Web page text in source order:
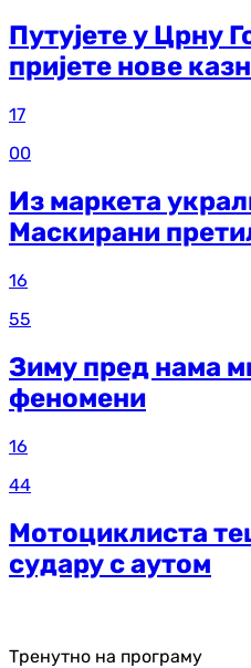
Путујете у Црну
пријете нове
17
00
Из маркета
Маскирани
16
55
Зиму пред нама
феномени
16
44
Мотоциклиста
судару с аутом
Тренутно на програму